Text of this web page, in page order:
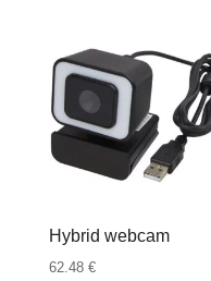
Hybrid webcam
62.48 €